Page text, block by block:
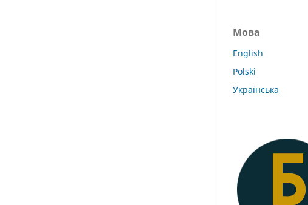
Мова
English
Polski
Українська